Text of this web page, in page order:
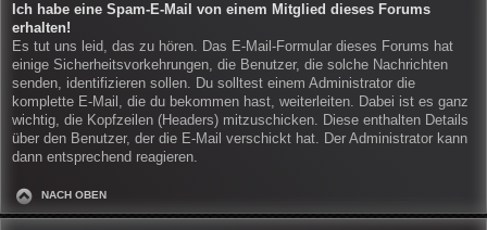
Ich habe eine Spam-E-Mail von einem Mitglied dieses Forums
erhalten!
Es tut uns leid, das zu hören. Das E-Mail-Formular dieses Forums hat
einige Sicherheitsvorkehrungen, die Benutzer, die solche Nachrichten
senden, identifizieren sollen. Du solltest einem Administrator die
komplette E-Mail, die du bekommen hast, weiterleiten. Dabei ist es ganz
wichtig, die Kopfzeilen (Headers) mitzuschicken. Diese enthalten Details
über den Benutzer, der die E-Mail verschickt hat. Der Administrator kann
dann entsprechend reagieren.
NACH OBEN